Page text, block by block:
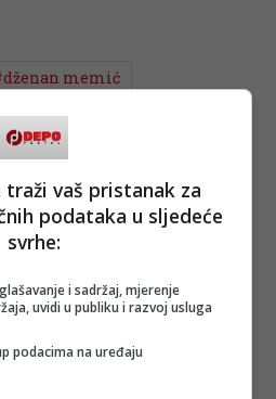
memić
traži vaš pristanak za
podataka u sljedeće
svrhe:
i sadržaj, mjerenje
uvidi u publiku i razvoj usluga
podacima na uređaju